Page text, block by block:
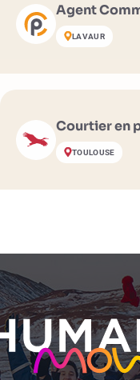
Agent
LAVAUR
Courtier en
TOULOUSE